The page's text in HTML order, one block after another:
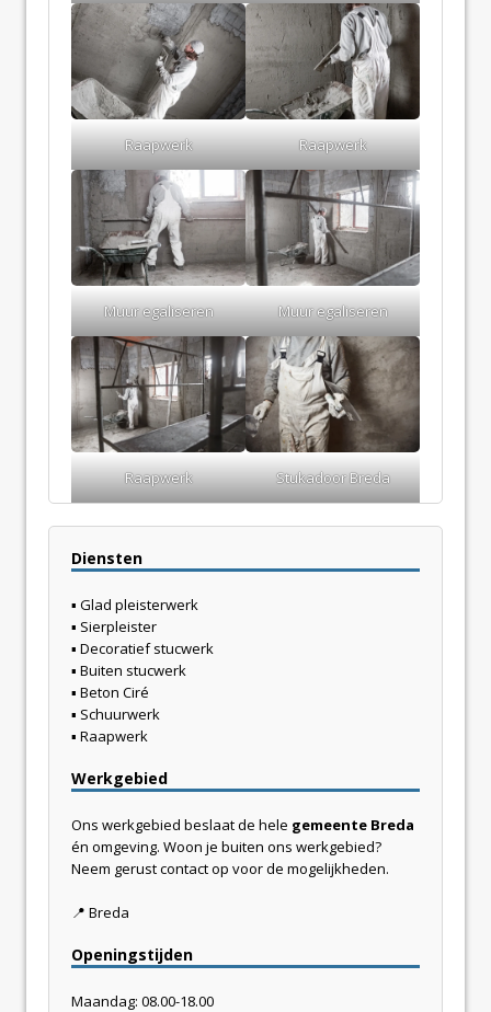
Raapwerk Raapwerk
Muur egaliseren Muur egaliseren
Raapwerk Stukadoor Breda
Diensten
▪ Glad pleisterwerk
▪ Sierpleister
▪ Decoratief stucwerk
▪ Buiten stucwerk
▪ Beton Ciré
▪ Schuurwerk
▪ Raapwerk
Werkgebied
Ons werkgebied beslaat de hele gemeente Breda
én omgeving. Woon je buiten ons werkgebied?
Neem gerust contact op voor de mogelijkheden.
📍 Breda
Openingstijden
Maandag: 08.00-18.00